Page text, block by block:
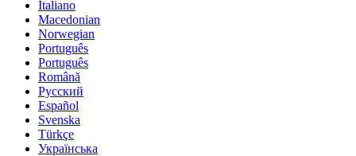
Italiano
Macedonian
Norwegian
Português
Português
Română
Русский
Español
Svenska
Türkçe
Українська